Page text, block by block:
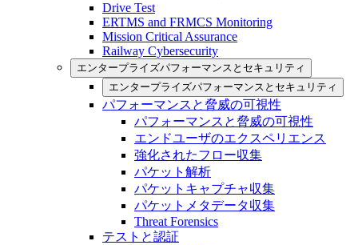
Drive Test
ERTMS and FRMCS Monitoring
Mission Critical Assurance
Railway Cybersecurity
エンタープライズパフォーマンスとセキュリティ
エンタープライズパフォーマンスとセキュリティ
パフォーマンスと脅威の可視性
パフォーマンスと脅威の可視性
エンドユーザのエクスペリエンス
強化されたフロー収集
パケット解析
パケットキャプチャ収集
パケットメタデータ収集
Threat Forensics
テストと認証